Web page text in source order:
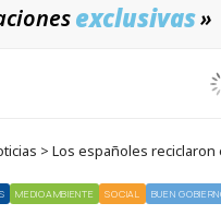
exclusivas»
> Los españoles
MEDIOAMBIENTE SOCIAL BUEN